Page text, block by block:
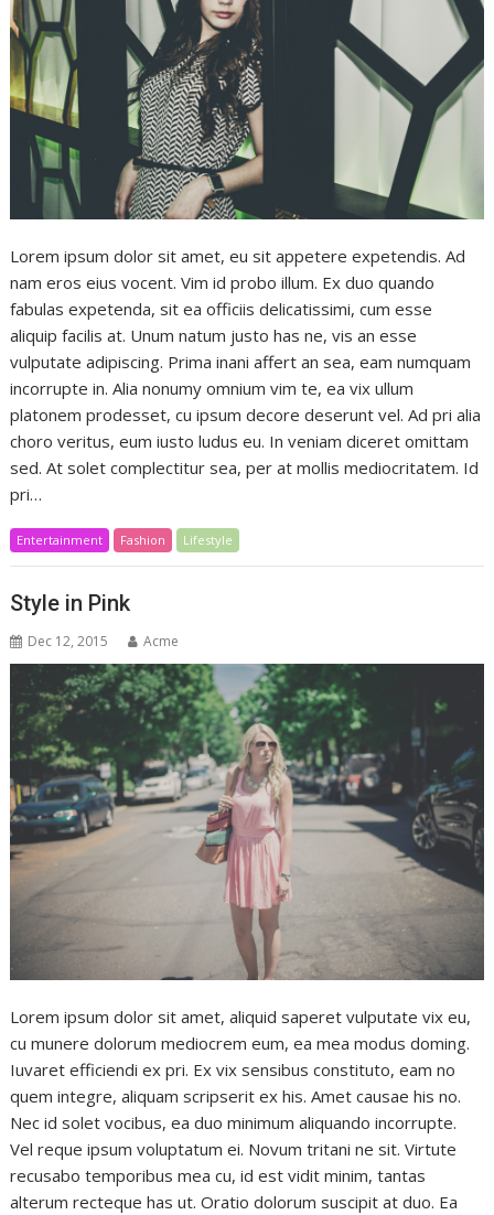
Lorem ipsum dolor sit amet, eu sit appetere expetendis. Ad
nam eros eius vocent. Vim id probo illum. Ex duo quando
fabulas expetenda, sit ea officiis delicatissimi, cum esse
aliquip facilis at. Unum natum justo has ne, vis an esse
vulputate adipiscing. Prima inani affert an sea, eam numquam
incorrupte in. Alia nonumy omnium vim te, ea vix ullum
platonem prodesset, cu ipsum decore deserunt vel. Ad pri alia
choro veritus, eum iusto ludus eu. In veniam diceret omittam
sed. At solet complectitur sea, per at mollis mediocritatem. Id
pri…
Entertainment Fashion Lifestyle
Style in Pink
Dec 12, 2015 Acme
Lorem ipsum dolor sit amet, aliquid saperet vulputate vix eu,
cu munere dolorum mediocrem eum, ea mea modus doming.
Iuvaret efficiendi ex pri. Ex vix sensibus constituto, eam no
quem integre, aliquam scripserit ex his. Amet causae his no.
Nec id solet vocibus, ea duo minimum aliquando incorrupte.
Vel reque ipsum voluptatum ei. Novum tritani ne sit. Virtute
recusabo temporibus mea cu, id est vidit minim, tantas
alterum recteque has ut. Oratio dolorum suscipit at duo. Ea